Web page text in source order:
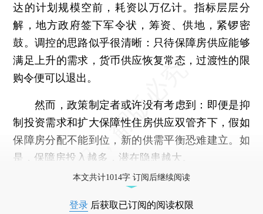
达的计划规模空前，耗资以万亿计。指标层层分
解，地方政府签下军令状，筹资、供地，紧锣密
鼓。调控的思路似乎很清晰：只待保障房供应能够
满足上升的需求，货币供应恢复常态，过渡性的限
购令便可以退出。
然而，政策制定者或许没有考虑到：即便是抑
制投资需求和扩大保障性住房供应双管齐下，假如
保障房分配不能到位，新的供需平衡恐难建立。如
是，保障房投入越多，潜在隐患越大。
本文共计1014字 订阅后继续阅读
登录 后获取已订阅的阅读权限